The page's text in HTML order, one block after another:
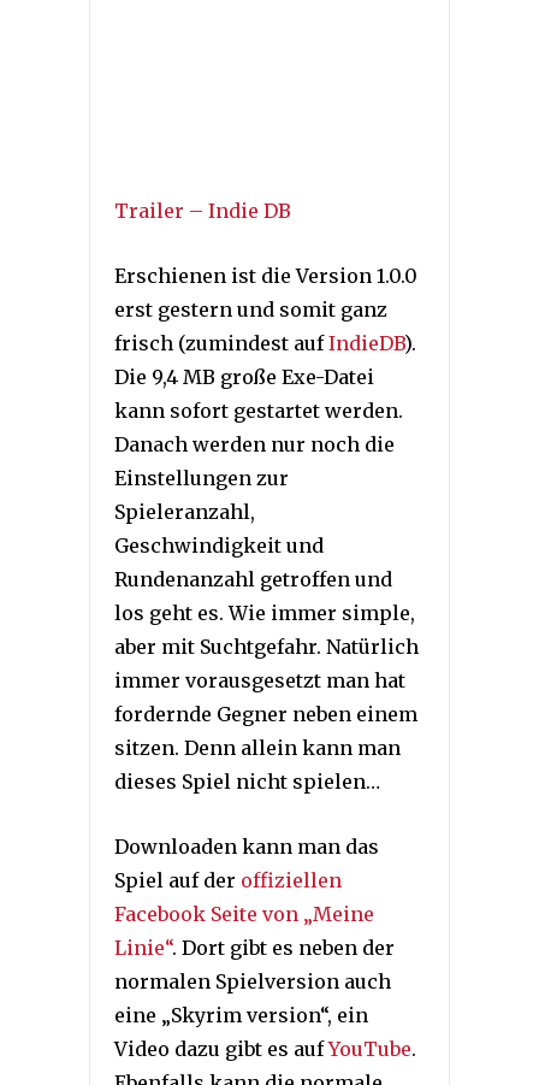
Trailer – Indie DB
Erschienen ist die Version 1.0.0
erst gestern und somit ganz
frisch (zumindest aufIndieDB).
Die 9,4 MB große Exe-Datei
kann sofort gestartet werden.
Danach werden nur noch die
Einstellungen zur
Spieleranzahl,
Geschwindigkeit und
Rundenanzahl getroffen und
los geht es. Wie immer simple,
aber mit Suchtgefahr. Natürlich
immer vorausgesetzt man hat
fordernde Gegner neben einem
sitzen. Denn allein kann man
dieses Spiel nicht spielen…
Downloaden kann man das
Spiel auf der offiziellen
Facebook Seite von „Meine
Linie“. Dort gibt es neben der
normalen Spielversion auch
eine „Skyrim version“, ein
Video dazu gibt es aufYouTube.